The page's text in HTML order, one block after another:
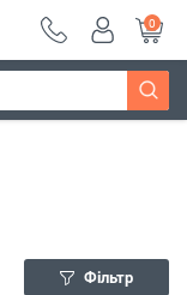
0
Фільтр